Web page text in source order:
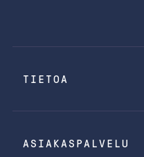
TIETOA
ASIAKASPALVELU